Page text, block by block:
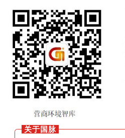
关于国脉